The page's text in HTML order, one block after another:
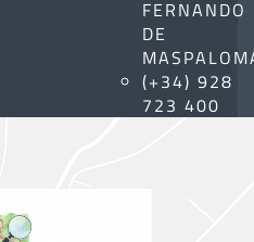
FERNANDO
DE
(+34) 928
723 400